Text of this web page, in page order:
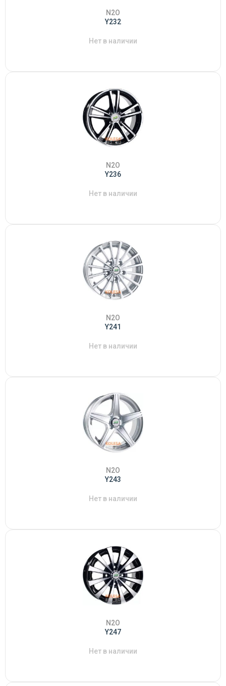
N2O
Y232
Нет в наличии
N2O
Y236
Нет в наличии
N2O
Y241
Нет в наличии
N2O
Y243
Нет в наличии
N2O
Y247
Нет в наличии